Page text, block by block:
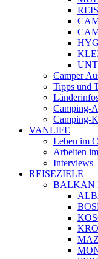
Camper
Tipps und
Camping-
Camping-
VANLIFE
Leben im
Arbeiten
Interviews
REISEZIELE
BALKAN